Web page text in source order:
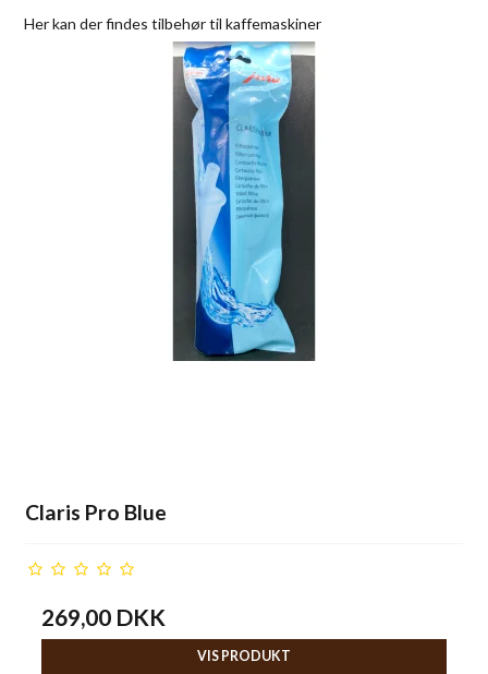
Her kan der findes tilbehør til kaffemaskiner
Claris Pro Blue
269,00 DKK
VIS PRODUKT